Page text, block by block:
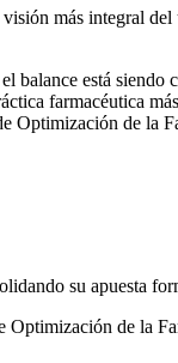
más integral
balance está
farmacéutica
Optimización de la
su apuesta
de la